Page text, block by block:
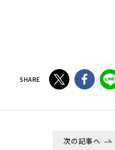
SHARE
次の記事へ